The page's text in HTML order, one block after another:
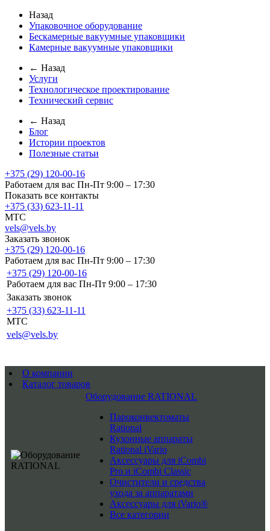
Назад
Упаковочное оборудование
Бескамерные вакуумные упаковщики
Камерные вакуумные упаковщики
← Назад
Услуги
Технологическое проектирование
Технический сервис
← Назад
Блог
Истории проектов
Полезные статьи
+375 (29) 120-00-16
Работаем для вас Пн-Пт 9:00 – 17:30
Показать все контакты
+375 (33) 623-11-11
MTC
vels@vels.by
Заказать звонок
+375 (29) 120-00-16
Работаем для вас Пн-Пт 9:00 – 17:30
+375 (29) 120-00-16
Работаем для вас Пн-Пт 9:00 – 17:30
Заказать звонок
+375 (33) 623-11-11
MTC
vels@vels.by
О компании
Каталог товаров
Оборудование RATIONAL
Пароконвектоматы
Rational
Кухонные аппараты
Rational iVario
Аксессуары для iCombi
Pro и iCombi Classic
Очистители и средства
ухода за аппаратами
Аксессуары для iVario®
Все категории